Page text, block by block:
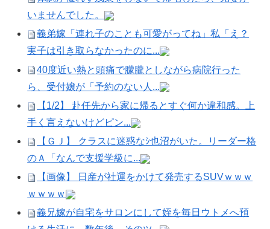
いませんでした。
義弟嫁「連れ子のことも可愛がってね」私「え？
実子は引き取らなかったのに...
40度近い熱と頭痛で朦朧としながら病院行った
ら、受付嬢が「予約のない人...
【1/2】 赴任先から家に帰るとすぐ何か違和感。上
手く言えないけどピン...
【ＧＪ】 クラスに迷惑なｼ也沼がいた。リーダー格
のＡ「なんで支援学級に...
【画像】 日産が社運をかけて発売するSUVｗｗｗ
ｗｗｗｗ
義兄嫁が自宅をサロンにして姪を毎日ウトメへ預